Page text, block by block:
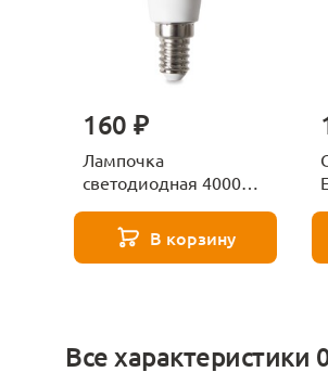
160 ₽
Лампочка
светодиодная 4000К
271 8585В корзину
Все характеристики